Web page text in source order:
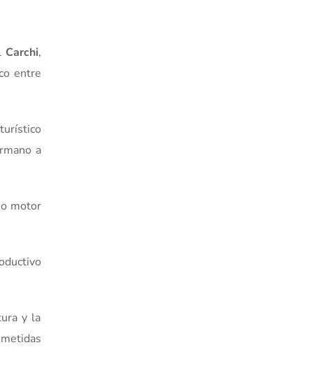
Carchi,
entre
a
motor
y la